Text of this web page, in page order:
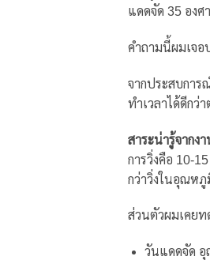
แดดจัด 35 องศ
คำถามนี้ผมเจอ
จากประสบการ
ทำเวลาได้ดีกว่
สาระน่ารู้จากง
การวิ่งคือ 10-
กว่าวิ่งในอุณหภู
ส่วนตัวผมเคยท
วันแดดจัด อุ